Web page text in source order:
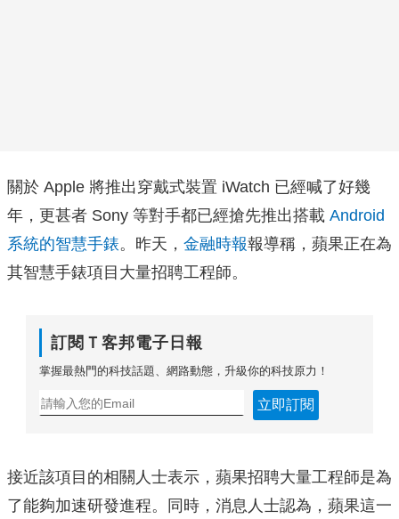
關於 Apple 將推出穿戴式裝置 iWatch 已經喊了好幾
年，更甚者 Sony 等對手都已經搶先推出搭載 Android
系統的智慧手錶。昨天， 金融時報報導稱，蘋果正在為
其智慧手錶項目大量招聘工程師。
訂閱Ｔ客邦電子日報
掌握最熱門的科技話題、網路動態，升級你的科技原力！
立即訂閱
接近該項目的相關人士表示，蘋果招聘大量工程師是為
了能夠加速研發進程。同時，消息人士認為，蘋果這一